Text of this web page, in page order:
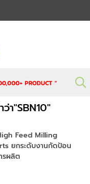
า"SBN10"
Feed Milling
ยกระดับงานกัดป้อน
ผลิต